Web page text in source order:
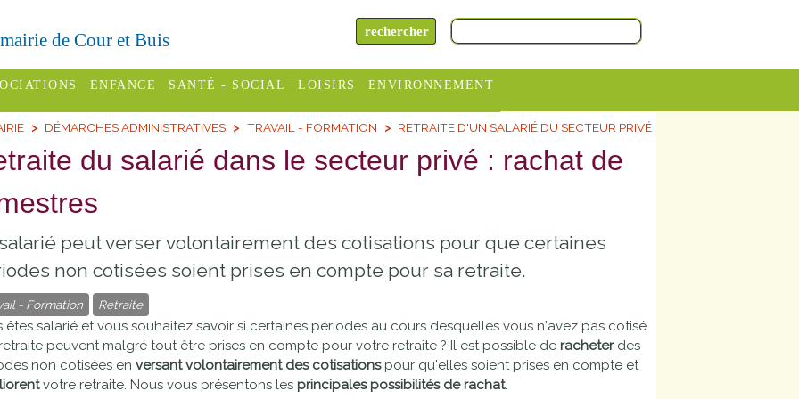
de Cour et Buis
des
Varèze
des
ENFANCE
Assistantes
maternelles
maternelle
enfance
Etablissements
SANTÉ - SOCIAL
Centres
sociaux
CCAS
Conseil
Le SSIAD
des Trois
LOISIRS
Campings
tourisme
Cinémas
Piscines
Sélection
d'activité
ENVIRONNEMENT
Horaires
Déchèteries
SITCOM
DÉMARCHES ADMINISTRATIVES TRAVAIL - FORMATION RETRAITE D'UN SALARIÉ DU SECTEUR PRIVÉ
du salarié dans le secteur privé : rachat de
peut verser volontairement des cotisations pour que certaines
non cotisées soient prises en compte pour sa retraite.
- Formation Retraite
êtes salarié et vous souhaitez savoir si certaines périodes au cours desquelles vous n'avez pas cotisé
peuvent malgré tout être prises en compte pour votre retraite ? Il est possible de racheterdes
non cotisées en versant volontairement des cotisationspour qu'elles soient prises en compte et
votre retraite. Nous vous présentons les principales possibilités de rachat.